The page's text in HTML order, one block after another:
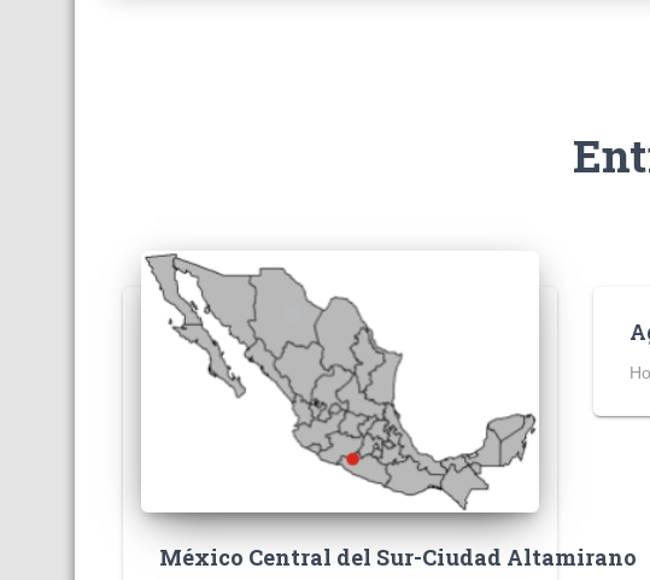
México Central del Sur-Ciudad Altamirano